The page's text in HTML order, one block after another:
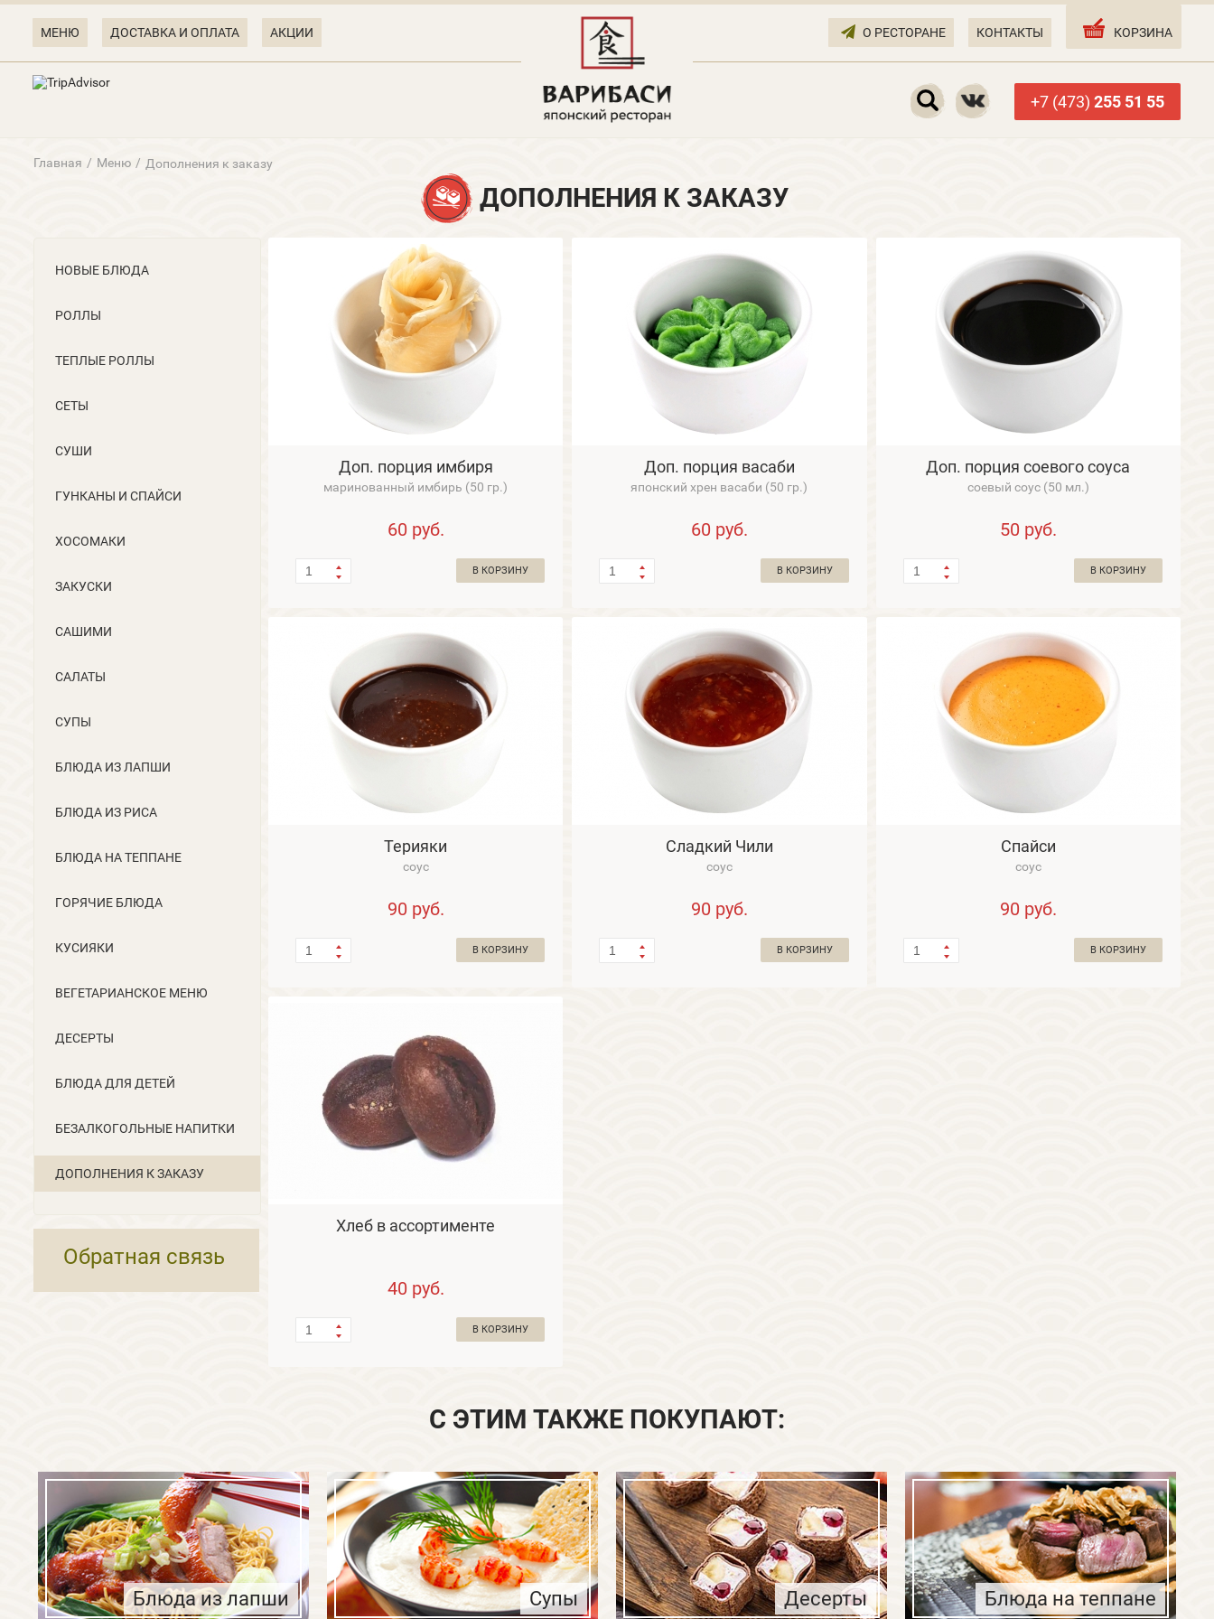
МЕНЮ ДОСТАВКА И ОПЛАТА АКЦИИ О РЕСТОРАНЕ КОНТАКТЫ КОРЗИНА
+7 (473) 255 51 55
Главная / Меню / Дополнения к заказу
ДОПОЛНЕНИЯ К ЗАКАЗУ
НОВЫЕ БЛЮДА
РОЛЛЫ
ТЕПЛЫЕ РОЛЛЫ
СЕТЫ
СУШИ
ГУНКАНЫ И CПАЙСИ
ХОСОМАКИ
ЗАКУСКИ
САШИМИ
САЛАТЫ
СУПЫ
БЛЮДА ИЗ ЛАПШИ
БЛЮДА ИЗ РИСА
БЛЮДА НА ТЕППАНЕ
ГОРЯЧИЕ БЛЮДА
КУСИЯКИ
ВЕГЕТАРИАНСКОЕ МЕНЮ
ДЕСЕРТЫ
БЛЮДА ДЛЯ ДЕТЕЙ
БЕЗАЛКОГОЛЬНЫЕ НАПИТКИ
ДОПОЛНЕНИЯ К ЗАКАЗУ
Обратная связь
Доп. порция имбиря
маринованный имбирь (50 гр.)
60 руб.
В КОРЗИНУ
Доп. порция васаби
японский хрен васаби (50 гр.)
60 руб.
В КОРЗИНУ
Доп. порция соевого соуса
соевый соус (50 мл.)
50 руб.
В КОРЗИНУ
Терияки
соус
90 руб.
В КОРЗИНУ
Сладкий Чили
соус
90 руб.
В КОРЗИНУ
Спайси
соус
90 руб.
В КОРЗИНУ
Хлеб в ассортименте
40 руб.
В КОРЗИНУ
С ЭТИМ ТАКЖЕ ПОКУПАЮТ:
Блюда из лапши Супы Десерты Блюда на теппане